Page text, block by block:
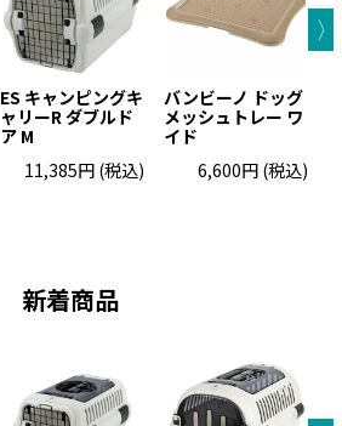
ラプレ
ES キャンピングキ
ャリーR ダブルド
ア M
11,385円 (税込)
バンビーノ ドッグ
メッシュトレー ワ
イド
6,600円 (税込)
新着商品